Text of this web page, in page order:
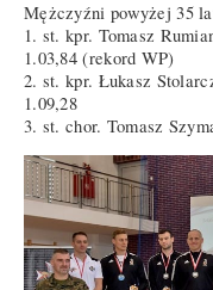
Mężczyźni powyżej 35
1. st. kpr. Tomasz
1.03,84 (rekord WP)
2. st. kpr. Łukasz
1.09,28
3. st. chor. Tomasz